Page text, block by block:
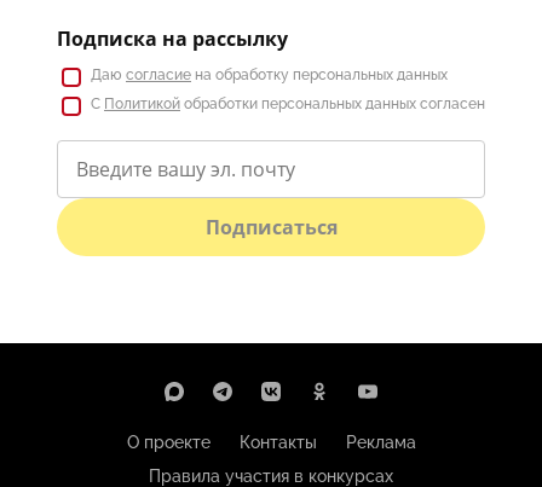
Подписка на рассылку
Даю согласие на обработку персональных данных
С Политикой обработки персональных данных согласен
Подписаться
О проекте Контакты
Реклама
Правила участия в конкурсах